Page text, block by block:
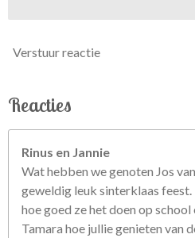
Verstuur reactie
Reacties
Rinus en Jannie
Wat hebben we genoten Jos
geweldig leuk sinterklaas feest.
hoe goed ze het doen op
Tamara hoe jullie genieten van